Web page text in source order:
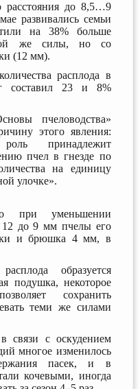
расстояния до 8,5…9
развивались семьи
на 38% больше
же силы, но со
(12 мм).
расплода в
составил 23 и 8%
пчеловодства»
этого явления:
принадлежит
пчел в гнезде по
на единицу
улочке».
при уменьшении
12 до 9 мм пчелы его
и брюшка 4 мм, в
образуется
подушка, некоторое
сохранить
теми же силами
связи с оскудением
многое изменилось
пасек, и в
кочевыми, иногда